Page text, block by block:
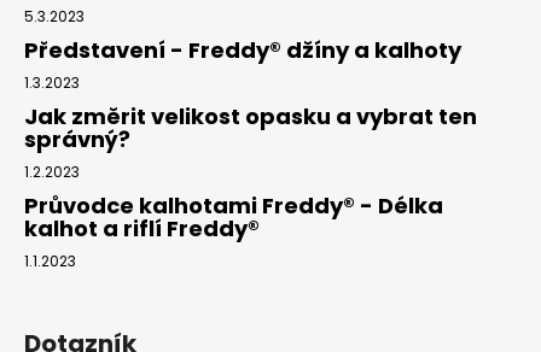
5.3.2023
Představení - Freddy® džíny a kalhoty
1.3.2023
Jak změrit velikost opasku a vybrat ten
správný?
1.2.2023
Průvodce kalhotami Freddy® - Délka
kalhot a riflí Freddy®
1.1.2023
Dotazník